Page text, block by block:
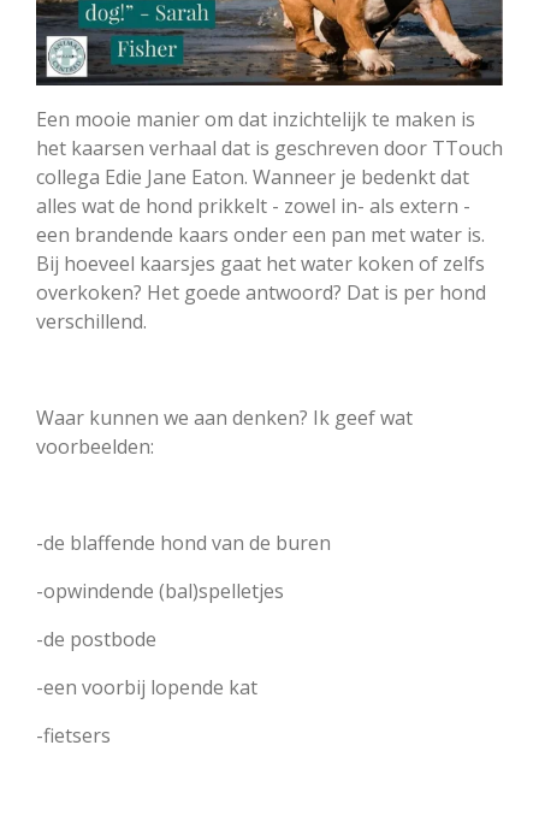
Een mooie manier om dat inzichtelijk te maken is
het kaarsen verhaal dat is geschreven door TTouch
collega Edie Jane Eaton. Wanneer je bedenkt dat
alles wat de hond prikkelt - zowel in- als extern -
een brandende kaars onder een pan met water is.
Bij hoeveel kaarsjes gaat het water koken of zelfs
overkoken? Het goede antwoord? Dat is per hond
verschillend.
Waar kunnen we aan denken? Ik geef wat
voorbeelden:
-de blaffende hond van de buren
-opwindende (bal)spelletjes
-de postbode
-een voorbij lopende kat
-fietsers